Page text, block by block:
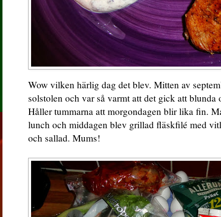
Wow vilken härlig dag det blev. Mitten av
solstolen och var så varmt att det gick att blunda
Håller tummarna att morgondagen blir lika fin.
lunch och middagen blev grillad fläskfilé med
och sallad. Mums!